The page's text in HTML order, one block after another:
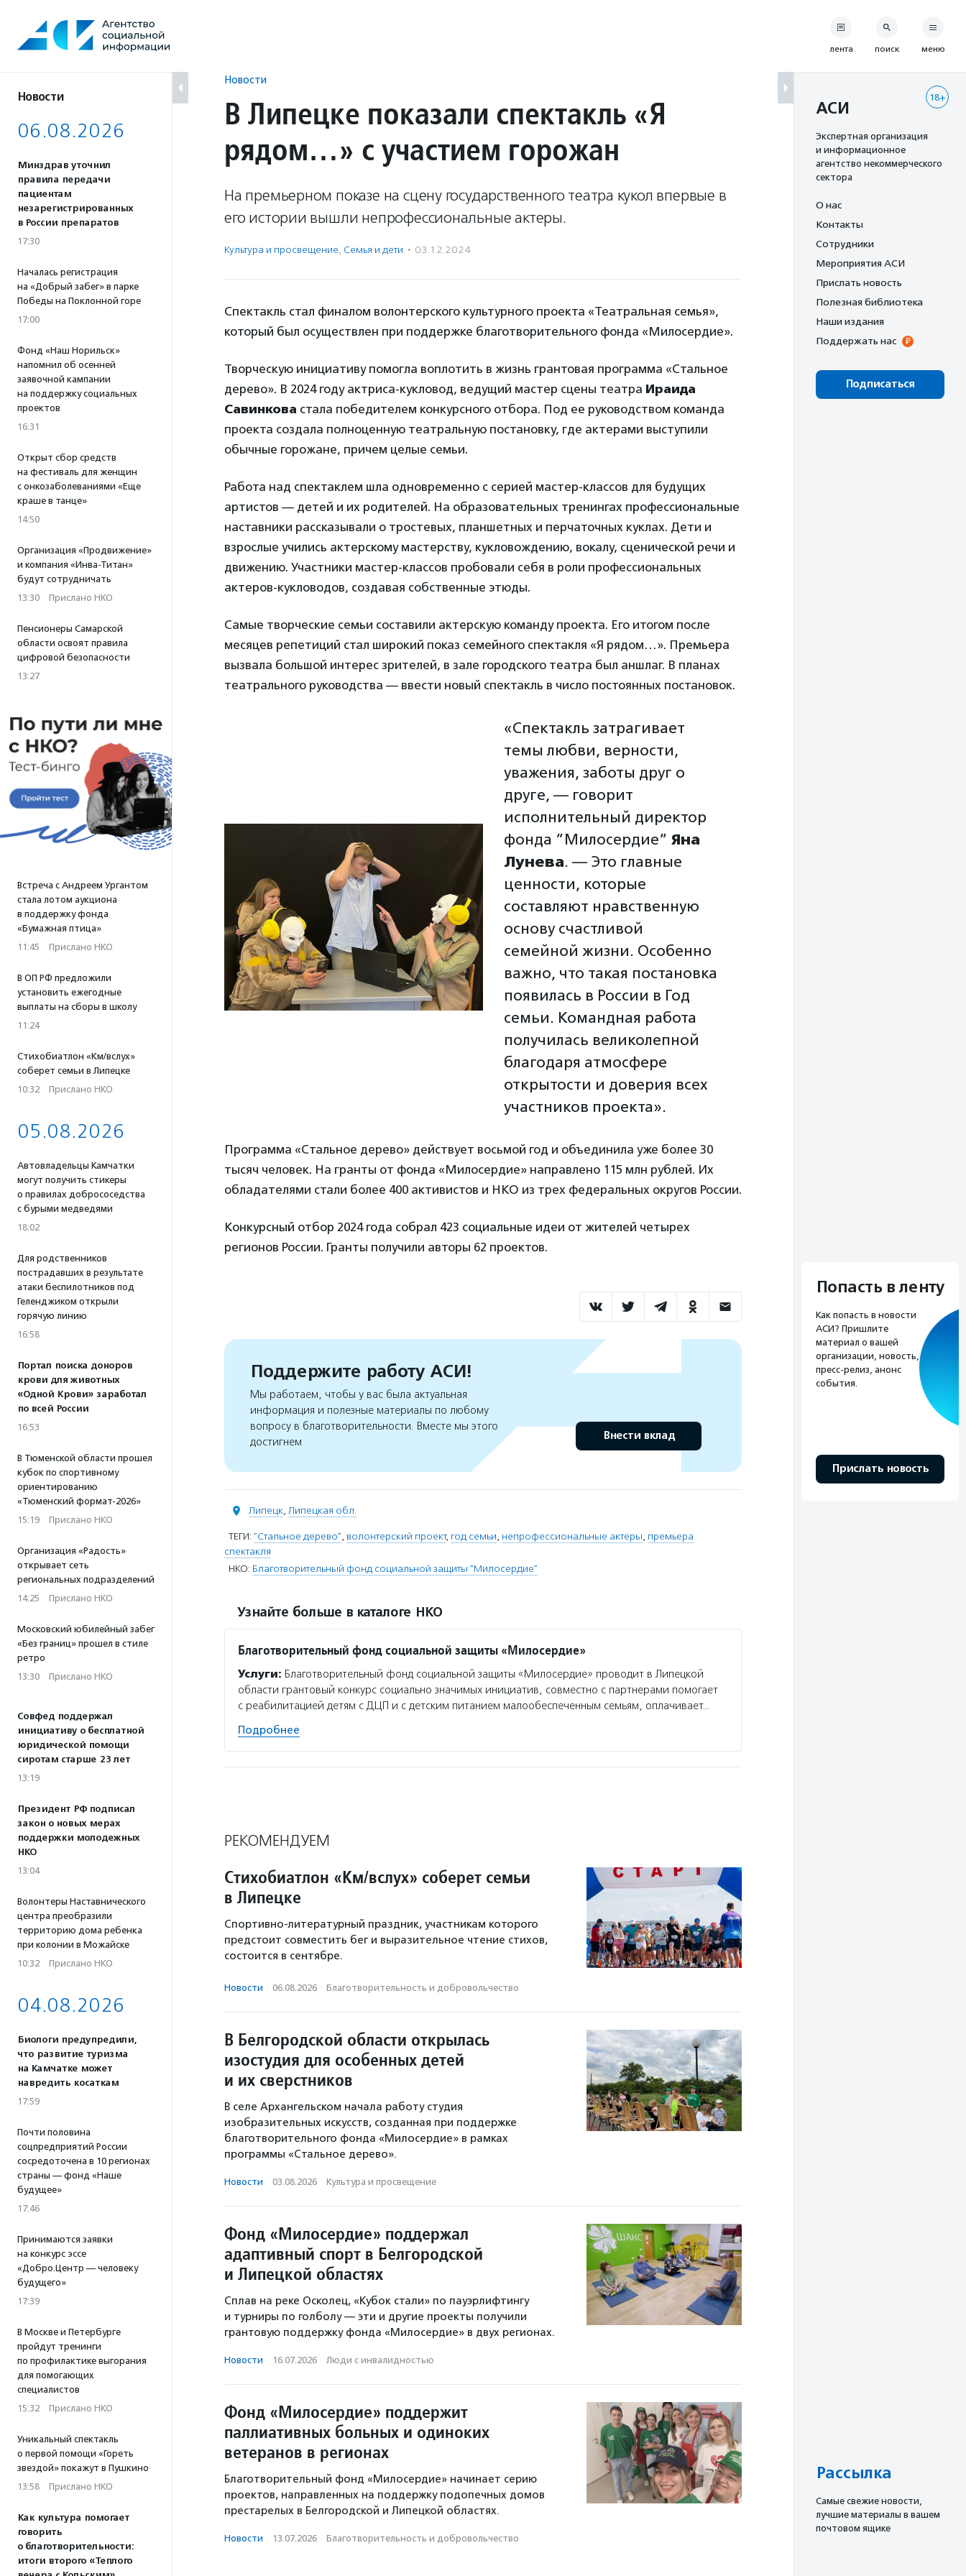
содержанию
Новости
06.08.2026
Минздрав уточнил
правила передачи
пациентам
незарегистрированных
в России препаратов
17:30
Началась регистрация
на «Добрый забег» в парке
Победы на Поклонной горе
17:00
Фонд «Наш Норильск»
напомнил об осенней
заявочной кампании
на поддержку социальных
проектов
16:31
Открыт сбор средств
на фестиваль для женщин
с онкозаболеваниями «Еще
краше в танце»
14:50
Организация «Продвижение»
и компания «Инва-Титан»
будут сотрудничать
13:30 · Прислано НКО
Пенсионеры Самарской
области освоят правила
цифровой безопасности
13:27
Встреча с Андреем Ургантом
стала лотом аукциона
в поддержку фонда
«Бумажная птица»
11:45 · Прислано НКО
В ОП РФ предложили
установить ежегодные
выплаты на сборы в школу
11:24
Стихобиатлон «Км/вслух»
соберет семьи в Липецке
10:32 · Прислано НКО
05.08.2026
Автовладельцы Камчатки
могут получить стикеры
о правилах добрососедства
с бурыми медведями
18:02
Для родственников
пострадавших в результате
атаки беспилотников под
Геленджиком открыли
горячую линию
16:58
Портал поиска доноров
крови для животных
«Одной Крови» заработал
по всей России
16:53
В Тюменской области прошел
кубок по спортивному
ориентированию
«Тюменский формат-2026»
15:19 · Прислано НКО
Организация «Радость»
открывает сеть
региональных подразделений
14:25 · Прислано НКО
Московский юбилейный забег
«Без границ» прошел в стиле
ретро
13:30 · Прислано НКО
Совфед поддержал
инициативу о бесплатной
юридической помощи
сиротам старше 23 лет
13:19
Президент РФ подписал
закон о новых мерах
поддержки молодежных
НКО
13:04
Волонтеры Наставнического
центра преобразили
территорию дома ребенка
при колонии в Можайске
10:32 · Прислано НКО
04.08.2026
Биологи предупредили,
что развитие туризма
на Камчатке может
навредить косаткам
17:59
Почти половина
соцпредприятий России
сосредоточена в 10 регионах
страны — фонд «Наше
будущее»
17:46
Принимаются заявки
на конкурс эссе
«Добро.Центр — человеку
будущего»
17:39
В Москве и Петербурге
пройдут тренинги
по профилактике выгорания
для помогающих
специалистов
15:32 · Прислано НКО
Уникальный спектакль
о первой помощи «Гореть
звездой» покажут в Пушкино
13:58 · Прислано НКО
Как культура помогает
говорить
о благотворительности:
итоги второго «Теплого
Новости
В Липецке показали спектакль «Я
рядом…» с участием горожан
На премьерном показе на сцену государственного театра кукол впервые в
его истории вышли непрофессиональные актеры.
Культура и просвещение, Семья и дети · 03.12.2024
Спектакль стал финалом волонтерского культурного проекта «Театральная семья»,
который был осуществлен при поддержке благотворительного фонда «Милосердие».
Творческую инициативу помогла воплотить в жизнь грантовая программа «Стальное
дерево». В 2024 году актриса-кукловод, ведущий мастер сцены театра Ираида
Савинкова стала победителем конкурсного отбора. Под ее руководством команда
проекта создала полноценную театральную постановку, где актерами выступили
обычные горожане, причем целые семьи.
Работа над спектаклем шла одновременно с серией мастер-классов для будущих
артистов — детей и их родителей. На образовательных тренингах профессиональные
наставники рассказывали о тростевых, планшетных и перчаточных куклах. Дети и
взрослые учились актерскому мастерству, кукловождению, вокалу, сценической речи и
движению. Участники мастер-классов пробовали себя в роли профессиональных
актеров-кукловодов, создавая собственные этюды.
Самые творческие семьи составили актерскую команду проекта. Его итогом после
месяцев репетиций стал широкий показ семейного спектакля «Я рядом…». Премьера
вызвала большой интерес зрителей, в зале городского театра был аншлаг. В планах
театрального руководства — ввести новый спектакль в число постоянных постановок.
«Спектакль затрагивает
темы любви, верности,
уважения, заботы друг о
друге, — говорит
исполнительный директор
фонда ”Милосердие” Яна
Лунева. — Это главные
ценности, которые
составляют нравственную
основу счастливой
семейной жизни. Особенно
важно, что такая постановка
появилась в России в Год
семьи. Командная работа
получилась великолепной
благодаря атмосфере
открытости и доверия всех
участников проекта».
Программа «Стальное дерево» действует восьмой год и объединила уже более 30
тысяч человек. На гранты от фонда «Милосердие» направлено 115 млн рублей. Их
обладателями стали более 400 активистов и НКО из трех федеральных округов России.
Конкурсный отбор 2024 года собрал 423 социальные идеи от жителей четырех
регионов России. Гранты получили авторы 62 проектов.
Поддержите работу АСИ!
Мы работаем, чтобы у вас была актуальная
информация и полезные материалы по любому
вопросу в благотворительности. Вместе мы этого
достигнем
Внести вклад
Липецк, Липецкая обл.
ТЕГИ: "Стальное дерево", волонтерский проект, год семьи, непрофессиональные актеры, премьера
спектакля
НКО: Благотворительный фонд социальной защиты "Милосердие"
Узнайте больше в каталоге НКО
Благотворительный фонд социальной защиты «Милосердие»
Услуги: Благотворительный фонд социальной защиты «Милосердие» проводит в Липецкой
области грантовый конкурс социально значимых инициатив, совместно с партнерами помогает
с реабилитацией детям с ДЦП и с детским питанием малообеспеченным семьям, оплачивает…
Подробнее
РЕКОМЕНДУЕМ
Стихобиатлон «Км/вслух» соберет семьи
в Липецке
Спортивно-литературный праздник, участникам которого
предстоит совместить бег и выразительное чтение стихов,
состоится в сентябре.
Новости · 06.08.2026 · Благотвори­тель­ность и доброволь­чест­во
В Белгородской области открылась
изостудия для особенных детей
и их сверстников
В селе Архангельском начала работу студия
изобразительных искусств, созданная при поддержке
благотворительного фонда «Милосердие» в рамках
программы «Стальное дерево».
Новости · 03.08.2026 · Культура и просвещение
Фонд «Милосердие» поддержал
адаптивный спорт в Белгородской
и Липецкой областях
Сплав на реке Осколец, «Кубок стали» по пауэрлифтингу
и турниры по голболу — эти и другие проекты получили
грантовую поддержку фонда «Милосердие» в двух регионах.
Новости · 16.07.2026 · Люди с инвалидностью
Фонд «Милосердие» поддержит
паллиативных больных и одиноких
ветеранов в регионах
Благотворительный фонд «Милосердие» начинает серию
проектов, направленных на поддержку подопечных домов
престарелых в Белгородской и Липецкой областях.
Новости · 13.07.2026 · Благотвори­тель­ность и доброволь­чест­во
лента поиск меню
18+
АСИ
Экспертная организация
и информационное
агентство некоммерческого
сектора
О нас
Контакты
Сотрудники
Мероприятия АСИ
Прислать новость
Полезная библиотека
Наши издания
Поддержать нас
Подписаться
Попасть в ленту
Как попасть в новости
АСИ? Пришлите
материал о вашей
организации, новость,
пресс-релиз, анонс
события.
Прислать новость
Рассылка
Cамые свежие новости,
лучшие материалы в вашем
почтовом ящике